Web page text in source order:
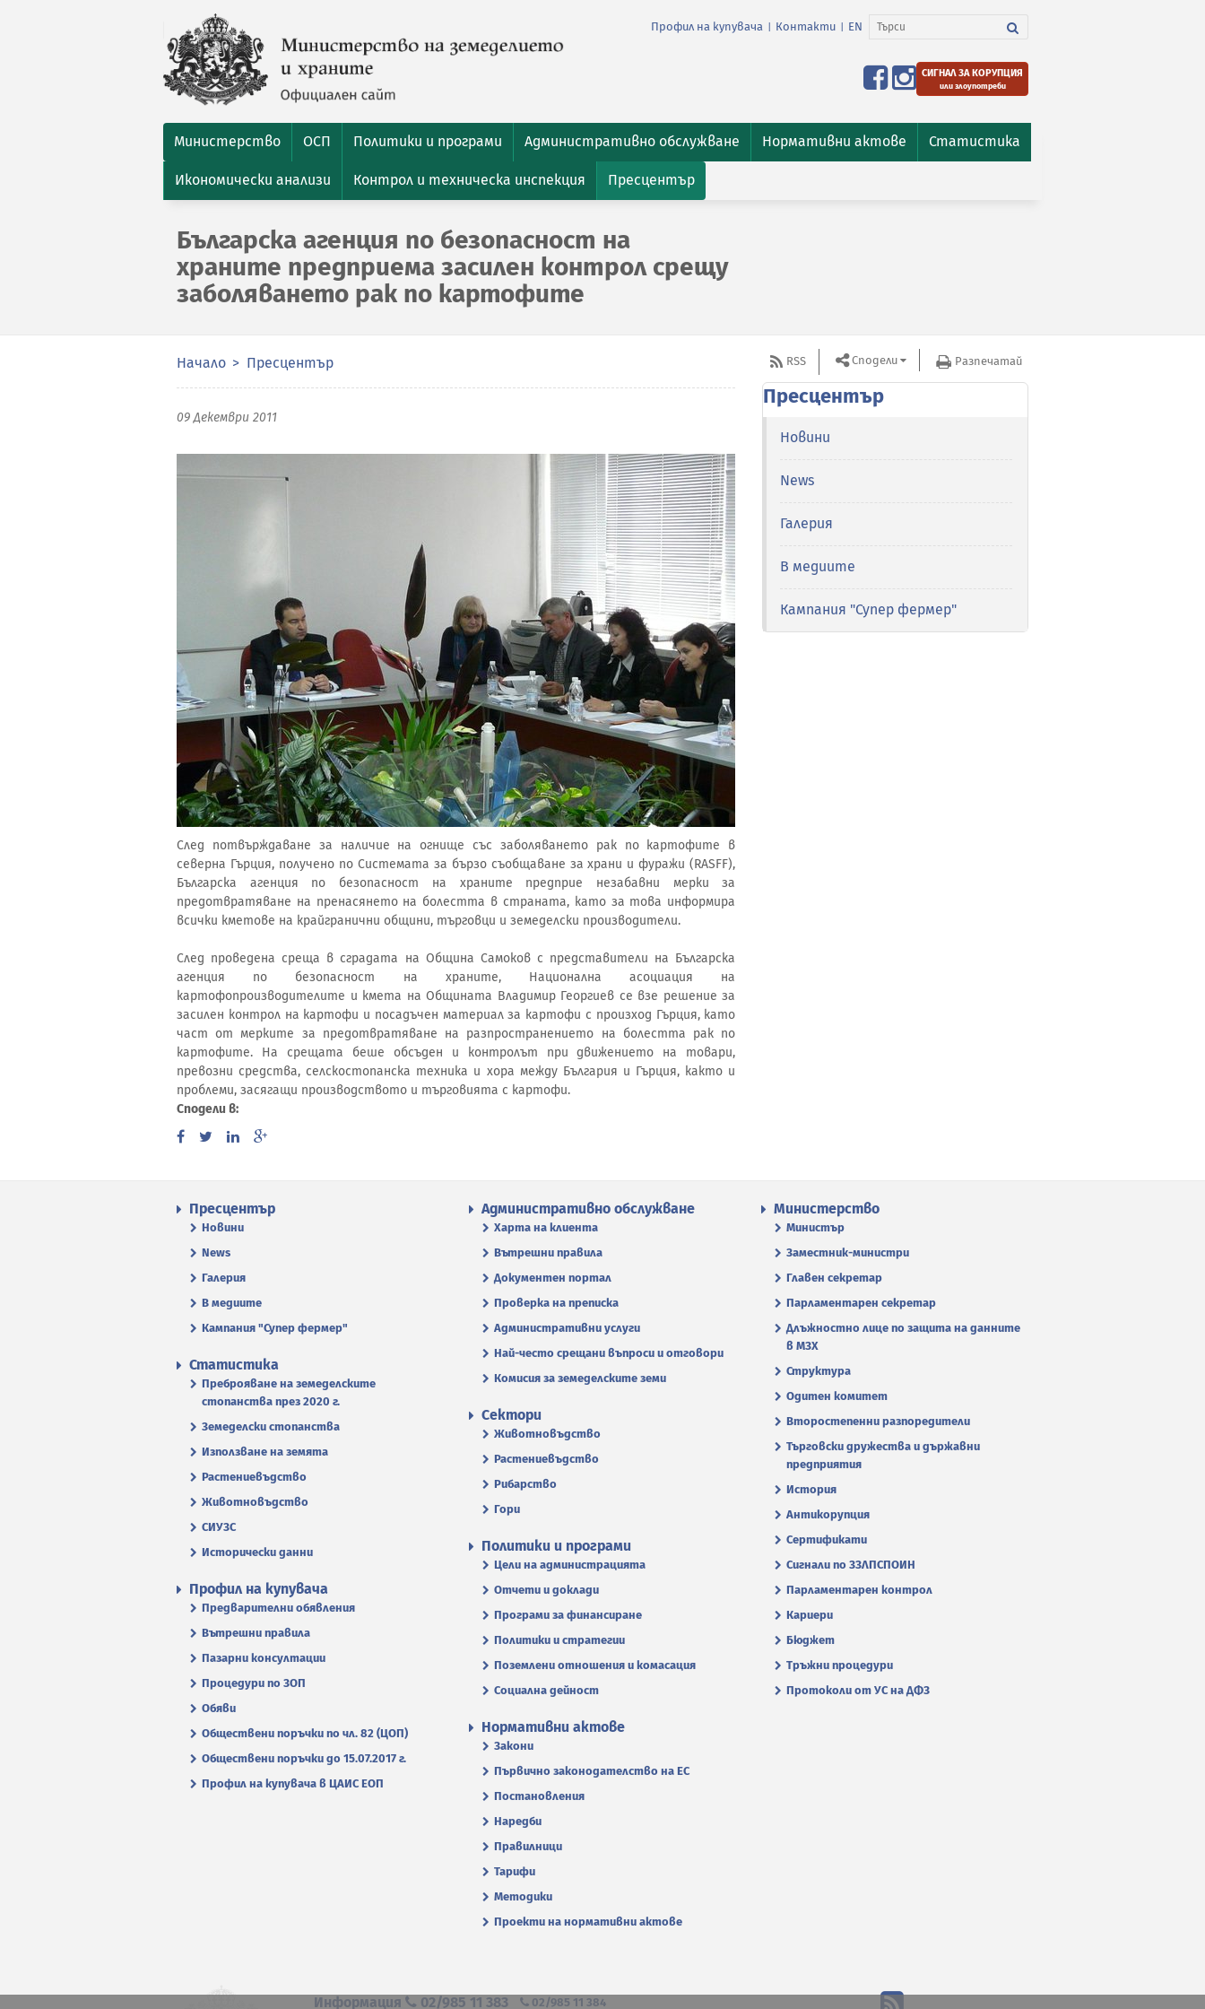
Профил на купувача Контакти EN
СИГНАЛ ЗА КОРУПЦИЯ
или злоупотреби
Министерство ОСП Политики и програми Административно обслужване Нормативни актове Статистика
Икономически анализи Контрол и техническа инспекция Пресцентър
Българска агенция по безопасност на
храните предприема засилен контрол срещу
заболяването рак по картофите
Начало Пресцентър
09 Декември 2011
След потвърждаване за наличие на огнище със заболяването рак по картофите в
северна Гърция, получено по Системата за бързо съобщаване за храни и фуражи (RASFF),
Българска агенция по безопасност на храните предприе незабавни мерки за
предотвратяване на пренасянето на болестта в страната, като за това информира
всички кметове на крайгранични общини, търговци и земеделски производители.
След проведена среща в сградата на Община Самоков с представители на Българска
агенция по безопасност на храните, Национална асоциация на
картофопроизводителите и кмета на Общината Владимир Георгиев се взе решение за
засилен контрол на картофи и посадъчен материал за картофи с произход Гърция, като
част от мерките за предотвратяване на разпространението на болестта рак по
картофите. На срещата беше обсъден и контролът при движението на товари,
превозни средства, селскостопанска техника и хора между България и Гърция, както и
проблеми, засягащи производството и търговията с картофи.
Сподели в:
RSS Сподели Разпечатай
Пресцентър
Новини
News
Галерия
В медиите
Кампания "Супер фермер"
Пресцентър
Новини
News
Галерия
В медиите
Кампания "Супер фермер"
Административно обслужване
Харта на клиента
Вътрешни правила
Документен портал
Проверка на преписка
Административни услуги
Най-често срещани въпроси и отговори
Комисия за земеделските земи
Министерство
Министър
Заместник-министри
Главен секретар
Парламентарен секретар
Длъжностно лице по защита на данните
в МЗХ
Структура
Одитен комитет
Второстепенни разпоредители
Търговски дружества и държавни
предприятия
История
Антикорупция
Сертификати
Сигнали по ЗЗЛПСПОИН
Парламентарен контрол
Кариери
Бюджет
Тръжни процедури
Протоколи от УС на ДФЗ
Статистика
Преброяване на земеделските
стопанства през 2020 г.
Земеделски стопанства
Използване на земята
Растениевъдство
Животновъдство
СИУЗС
Исторически данни
Сектори
Животновъдство
Растениевъдство
Рибарство
Гори
Политики и програми
Цели на администрацията
Отчети и доклади
Програми за финансиране
Политики и стратегии
Поземлени отношения и комасация
Социална дейност
Профил на купувача
Предварителни обявления
Вътрешни правила
Пазарни консултации
Процедури по ЗОП
Обяви
Обществени поръчки по чл. 82 (ЦОП)
Обществени поръчки до 15.07.2017 г.
Профил на купувача в ЦАИС ЕОП
Нормативни актове
Закони
Първично законодателство на ЕС
Постановления
Наредби
Правилници
Тарифи
Методики
Проекти на нормативни актове
Информация 02/985 11 383 02/985 11 384